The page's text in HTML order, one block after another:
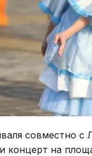
совместно
на